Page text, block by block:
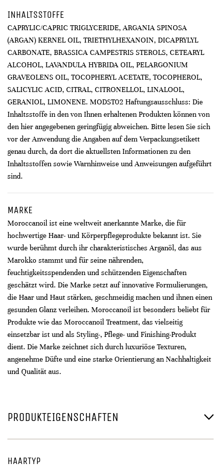
INHALTSSTOFFE
CAPRYLIC/CAPRIC TRIGLYCERIDE, ARGANIA SPINOSA
(ARGAN) KERNEL OIL, TRIETHYLHEXANOIN, DICAPRYLYL
CARBONATE, BRASSICA CAMPESTRIS STEROLS, CETEARYL
ALCOHOL, LAVANDULA HYBRIDA OIL, PELARGONIUM
GRAVEOLENS OIL, TOCOPHERYL ACETATE, TOCOPHEROL,
SALICYLIC ACID, CITRAL, CITRONELLOL, LINALOOL,
GERANIOL, LIMONENE. MODST02 Haftungsausschluss: Die
Inhaltsstoffe in den von Ihnen erhaltenen Produkten können von
den hier angegebenen geringfügig abweichen. Bitte lesen Sie sich
vor der Anwendung die Angaben auf dem Verpackungsetikett
genau durch, da dort die aktuellsten Informationen zu den
Inhaltsstoffen sowie Warnhinweise und Anweisungen aufgeführt
sind.
MARKE
Moroccanoil ist eine weltweit anerkannte Marke, die für
hochwertige Haar- und Körperpflegeprodukte bekannt ist. Sie
wurde berühmt durch ihr charakteristisches Arganöl, das aus
Marokko stammt und für seine nährenden,
feuchtigkeitsspendenden und schützenden Eigenschaften
geschätzt wird. Die Marke setzt auf innovative Formulierungen,
die Haar und Haut stärken, geschmeidig machen und ihnen einen
gesunden Glanz verleihen. Moroccanoil ist besonders beliebt für
Produkte wie das Moroccanoil Treatment, das vielseitig
einsetzbar ist und als Styling-, Pflege- und Finishing-Produkt
dient. Die Marke zeichnet sich durch luxuriöse Texturen,
angenehme Düfte und eine starke Orientierung an Nachhaltigkeit
und Qualität aus.
PRODUKTEIGENSCHAFTEN
HAARTYP